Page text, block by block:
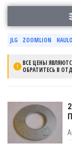
JLG ZOOMLION
ВСЕ ЦЕНЫ
ОБРАТИТЕСЬ В